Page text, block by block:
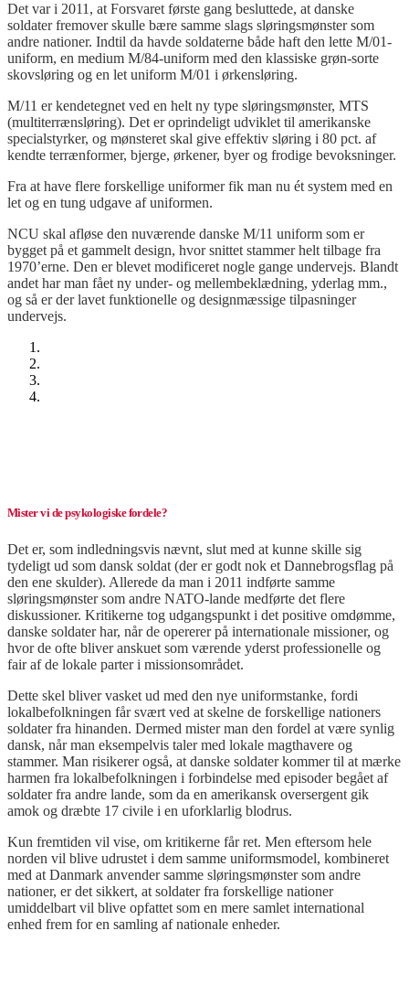
Det var i 2011, at Forsvaret første gang besluttede, at danske
soldater fremover skulle bære samme slags sløringsmønster som
andre nationer. Indtil da havde soldaterne både haft den lette M/01-
uniform, en medium M/84-uniform med den klassiske grøn-sorte
skovsløring og en let uniform M/01 i ørkensløring.
M/11 er kendetegnet ved en helt ny type sløringsmønster, MTS
(multiterrænsløring). Det er oprindeligt udviklet til amerikanske
specialstyrker, og mønsteret skal give effektiv sløring i 80 pct. af
kendte terrænformer, bjerge, ørkener, byer og frodige bevoksninger.
Fra at have flere forskellige uniformer fik man nu ét system med en
let og en tung udgave af uniformen.
NCU skal afløse den nuværende danske M/11 uniform som er
bygget på et gammelt design, hvor snittet stammer helt tilbage fra
1970’erne. Den er blevet modificeret nogle gange undervejs. Blandt
andet har man fået ny under- og mellembeklædning, yderlag mm.,
og så er der lavet funktionelle og designmæssige tilpasninger
undervejs.
Mister vi de psykologiske fordele?
Det er, som indledningsvis nævnt, slut med at kunne skille sig
tydeligt ud som dansk soldat (der er godt nok et Dannebrogsflag på
den ene skulder). Allerede da man i 2011 indførte samme
sløringsmønster som andre NATO-lande medførte det flere
diskussioner. Kritikerne tog udgangspunkt i det positive omdømme,
danske soldater har, når de opererer på internationale missioner, og
hvor de ofte bliver anskuet som værende yderst professionelle og
fair af de lokale parter i missionsområdet.
Dette skel bliver vasket ud med den nye uniformstanke, fordi
lokalbefolkningen får svært ved at skelne de forskellige nationers
soldater fra hinanden. Dermed mister man den fordel at være synlig
dansk, når man eksempelvis taler med lokale magthavere og
stammer. Man risikerer også, at danske soldater kommer til at mærke
harmen fra lokalbefolkningen i forbindelse med episoder begået af
soldater fra andre lande, som da en amerikansk oversergent gik
amok og dræbte 17 civile i en uforklarlig blodrus.
Kun fremtiden vil vise, om kritikerne får ret. Men eftersom hele
norden vil blive udrustet i dem samme uniformsmodel, kombineret
med at Danmark anvender samme sløringsmønster som andre
nationer, er det sikkert, at soldater fra forskellige nationer
umiddelbart vil blive opfattet som en mere samlet international
enhed frem for en samling af nationale enheder.